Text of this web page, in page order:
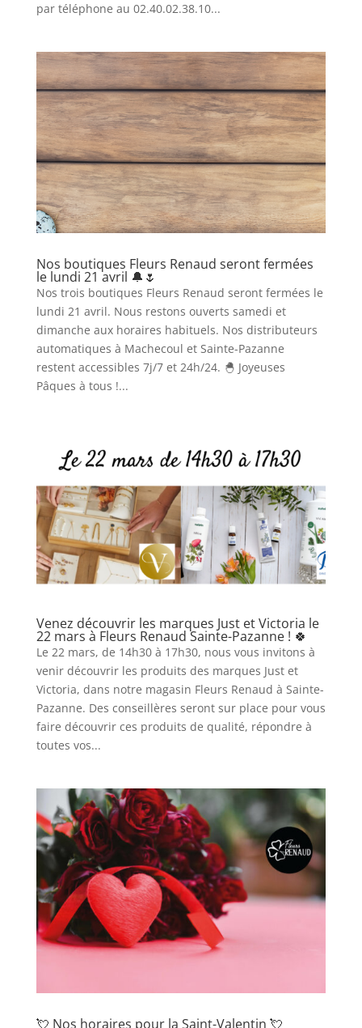
par téléphone au 02.40.02.38.10...
Nos boutiques Fleurs Renaud seront fermées
le lundi 21 avril 🔔🌷
Nos trois boutiques Fleurs Renaud seront fermées le
lundi 21 avril. Nous restons ouverts samedi et
dimanche aux horaires habituels. Nos distributeurs
automatiques à Machecoul et Sainte-Pazanne
restent accessibles 7j/7 et 24h/24. 🐣 Joyeuses
Pâques à tous !...
Venez découvrir les marques Just et Victoria le
22 mars à Fleurs Renaud Sainte-Pazanne ! 🍀
Le 22 mars, de 14h30 à 17h30, nous vous invitons à
venir découvrir les produits des marques Just et
Victoria, dans notre magasin Fleurs Renaud à Sainte-
Pazanne. Des conseillères seront sur place pour vous
faire découvrir ces produits de qualité, répondre à
toutes vos...
💘 Nos horaires pour la Saint-Valentin 💘